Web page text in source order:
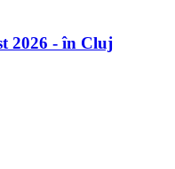
2026 - în Cluj